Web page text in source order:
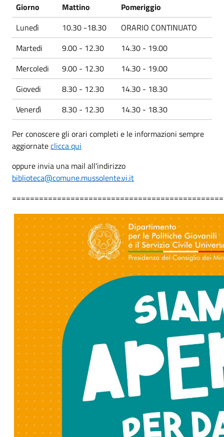
Giorno Mattino
Pomeriggio
Lunedì
10.30 -18.30
ORARIO CONTINUATO
Martedi
9.00 - 12.30
14.30 - 19.00
Mercoledi
9.00 - 12.30
14.30 - 19.00
Giovedi
8.30 - 12.30
14.30 - 18.30
Venerdì
8.30 - 12.30 14.30 - 18.30
Per conoscere gli orari completi e le informazioni sempre
aggiornateclicca qui
oppure invia una mail all'indirizzo
biblioteca@comune.mussolente.vi.it